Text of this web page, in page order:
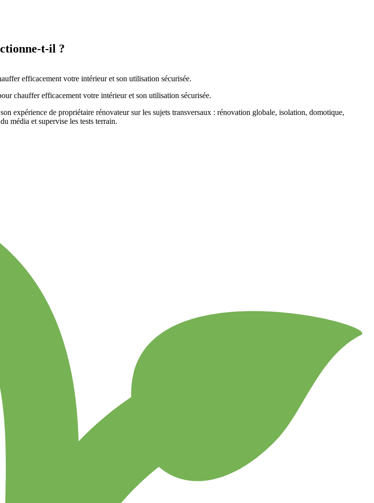
t-il ?
expérience de propriétaire rénovateur sur les sujets transversaux : rénovation globale, isolation, domotique,
média et supervise les tests terrain.